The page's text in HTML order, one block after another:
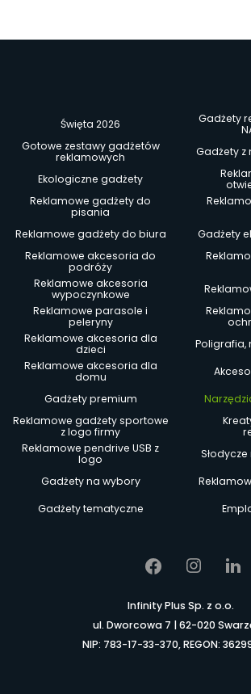
Święta 2026
Gadżety
Gotowe zestawy gadżetów
reklamowych
Gadżety z
Ekologiczne gadżety
Reklamowe gadżety do
pisania
Reklamowe gadżety do biura
Gadżety
Reklamowe akcesoria do
podróży
Reklamowe akcesoria
wypoczynkowe
Reklamowe parasole i
peleryny
Reklamowe akcesoria dla
dzieci
Poligrafia,
Reklamowe akcesoria dla
domu
Gadżety premium
Reklamowe gadżety sportowe
z logo firmy
Reklamowe pendrive USB z
logo
Gadżety na wybory
Gadżety tematyczne
Infinity Plus Sp. z o.o.
ul. Dworcowa 7 | 62-020
NIP: 783-17-33-370, REGON: